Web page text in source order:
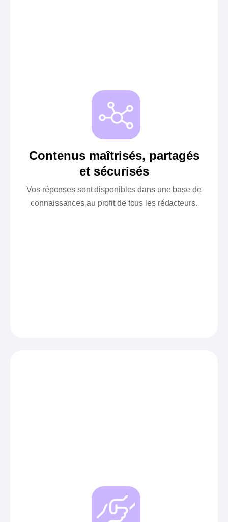
Contenus maîtrisés, partagés
et sécurisés
Vos réponses sont disponibles dans une base de
connaissances au profit de tous les rédacteurs.